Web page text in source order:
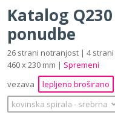
Q230 (230 x 230 mm)
Katalog
ponudbe
26 strani notranjost | 4
460 x 230 mm | Spremeni
vezava
lepljeno broširano
kovinska spirala ‐ srebrna